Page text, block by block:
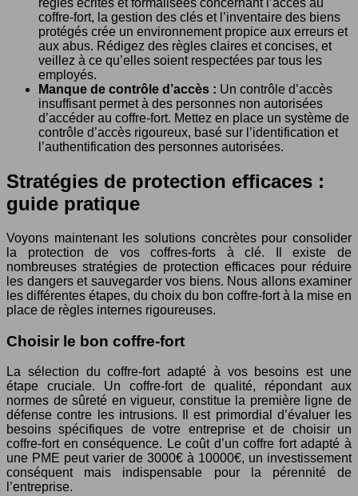
règles écrites et formalisées concernant l’accès au
coffre-fort, la gestion des clés et l’inventaire des biens
protégés crée un environnement propice aux erreurs et
aux abus. Rédigez des règles claires et concises, et
veillez à ce qu’elles soient respectées par tous les
employés.
Manque de contrôle d’accès : Un contrôle d’accès
insuffisant permet à des personnes non autorisées
d’accéder au coffre-fort. Mettez en place un système de
contrôle d’accès rigoureux, basé sur l’identification et
l’authentification des personnes autorisées.
Stratégies de protection efficaces :
guide pratique
Voyons maintenant les solutions concrètes pour consolider
la protection de vos coffres-forts à clé. Il existe de
nombreuses stratégies de protection efficaces pour réduire
les dangers et sauvegarder vos biens. Nous allons examiner
les différentes étapes, du choix du bon coffre-fort à la mise en
place de règles internes rigoureuses.
Choisir le bon coffre-fort
La sélection du coffre-fort adapté à vos besoins est une
étape cruciale. Un coffre-fort de qualité, répondant aux
normes de sûreté en vigueur, constitue la première ligne de
défense contre les intrusions. Il est primordial d’évaluer les
besoins spécifiques de votre entreprise et de choisir un
coffre-fort en conséquence. Le coût d’un coffre fort adapté à
une PME peut varier de 3000€ à 10000€, un investissement
conséquent mais indispensable pour la pérennité de
l’entreprise.